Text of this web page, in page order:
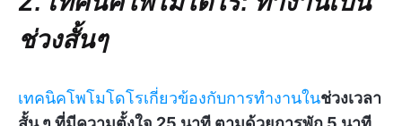
ช่วงสั้นๆ
เทคนิคโพโมโดโรเกี่ยวข้องกับการทำงานในช่วงเวลา